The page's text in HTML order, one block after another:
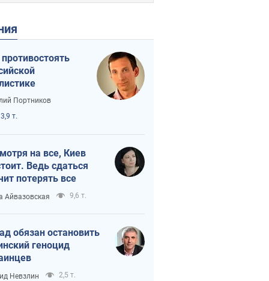
Портников
т.
на все, Киев
Ведь сдаться
потерять все
Айвазовская 9,6 т.
обязан остановить
геноцид
Невзлин 2,5 т.